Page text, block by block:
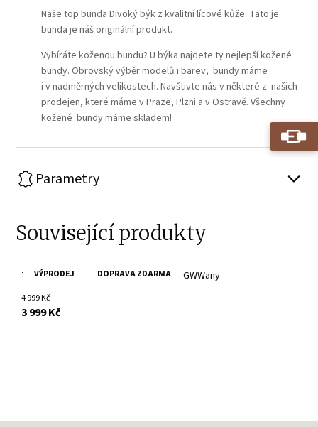
Naše top bunda Divoký býk z kvalitní lícové kůže. Tato je
bunda je náš originální produkt.
Vybíráte koženou bundu? U býka najdete ty nejlepší kožené
bundy. Obrovský výběr modelů i barev, bundy máme
i v nadměrných velikostech. Navštivte nás v některé z našich
prodejen, které máme v Praze, Plzni a v Ostravě. Všechny
kožené bundy máme skladem!
Parametry
Související produkty
VÝPRODEJ DOPRAVA ZDARMA
Tmavě zelená kožená bunda s límcem GWWany
4 999 Kč
3 999 Kčs DPH